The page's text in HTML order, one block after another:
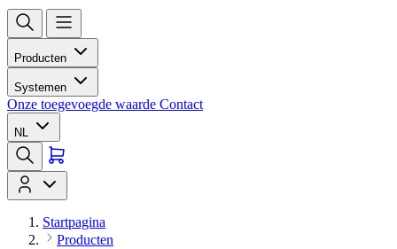
Producten
Systemen
Onze toegevoegde waarde Contact
NL
Startpagina
Producten